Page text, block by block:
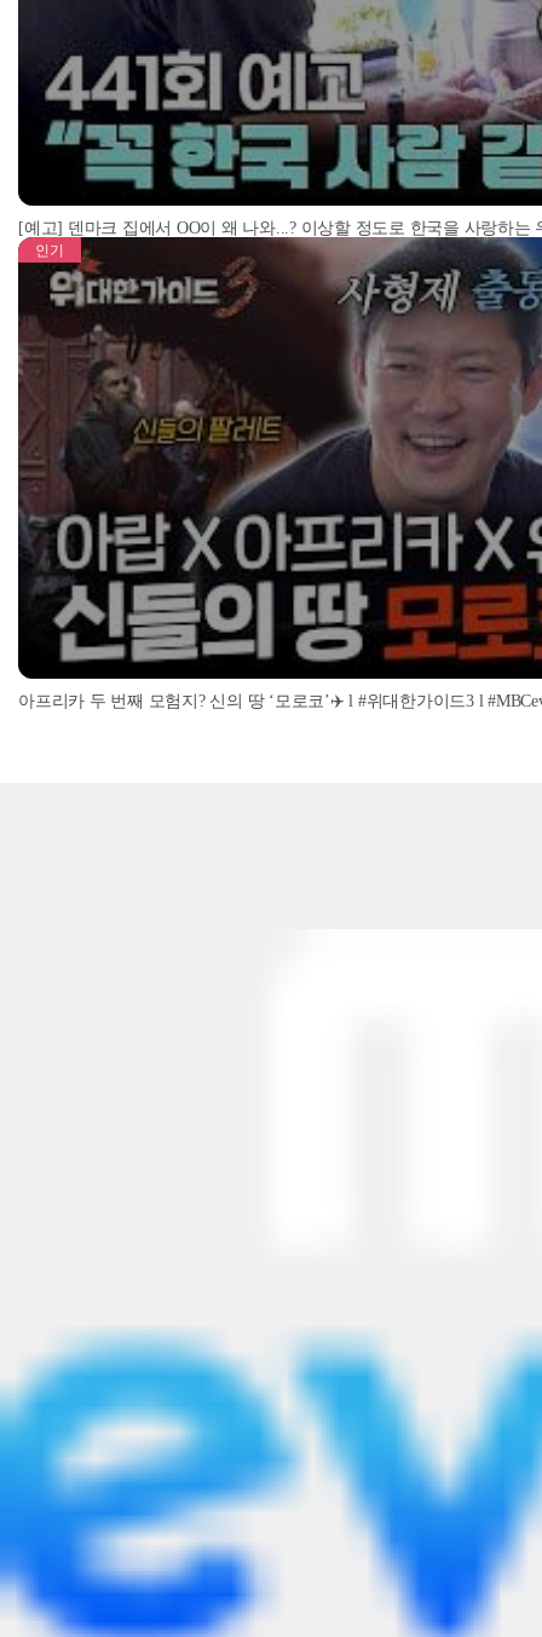
[예고] 덴마크 집에서 OO이 왜 나와...? 이상할 정도로 한국을 사랑하는
인기
아프리카 두 번째 모험지? 신의 땅 ‘모로코’✈️ l #위대한가이드3 l